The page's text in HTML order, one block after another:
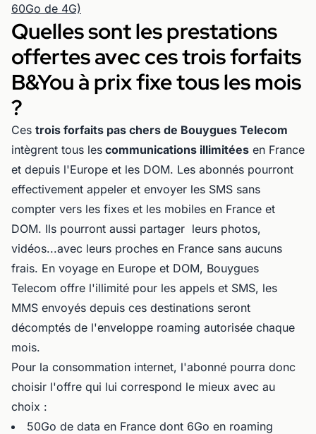
60Go de 4G)
Quelles sont les prestations
offertes avec ces trois forfaits
B&You à prix fixe tous les mois
?
Ces trois forfaits pas chers de Bouygues Telecom
intègrent tous les communications illimitées en France
et depuis l'Europe et les DOM. Les abonnés pourront
effectivement appeler et envoyer les SMS sans
compter vers les fixes et les mobiles en France et
DOM. Ils pourront aussi partager leurs photos,
vidéos...avec leurs proches en France sans aucuns
frais. En voyage en Europe et DOM, Bouygues
Telecom offre l'illimité pour les appels et SMS, les
MMS envoyés depuis ces destinations seront
décomptés de l'enveloppe roaming autorisée chaque
mois.
Pour la consommation internet, l'abonné pourra donc
choisir l'offre qui lui correspond le mieux avec au
choix :
50Go de data en France dont 6Go en roaming